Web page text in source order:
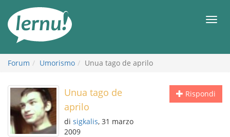
all’indice
Forum Umorismo Unua tago de aprilo
Rispondi
Unua tago de
aprilo
di sigkalis, 31 marzo
2009